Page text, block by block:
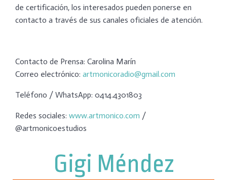
de certificación, los interesados pueden ponerse en
contacto a través de sus canales oficiales de atención.
​Contacto de Prensa: Carolina Marín
​Correo electrónico: artmonicoradio@gmail.com
​Teléfono / WhatsApp: 0414.4301803
​Redes sociales: www.artmonico.com /
@artmonicoestudios
Gigi Méndez